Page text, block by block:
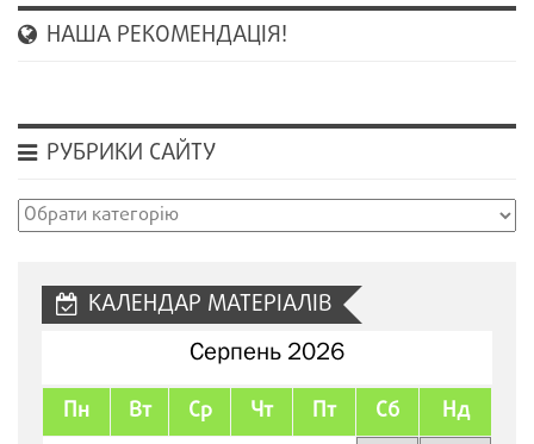
НАША РЕКОМЕНДАЦІЯ!
РУБРИКИ САЙТУ
Рубрики
КАЛЕНДАР МАТЕРІАЛІВ
Серпень 2026
Пн Вт Ср Чт Пт Сб Нд